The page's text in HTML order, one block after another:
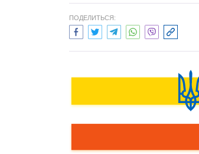
ПОДЕЛИТЬСЯ: